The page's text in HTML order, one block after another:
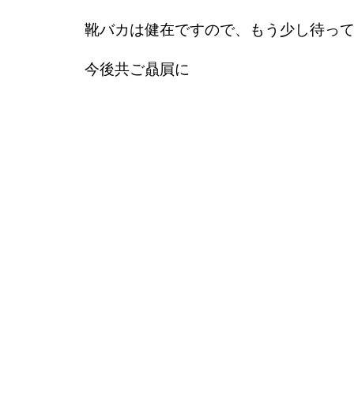
靴バカは健在ですので、もう少し待って
今後共ご贔屓に